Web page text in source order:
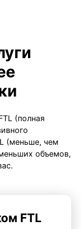
(полная
(меньше, чем
объемов,
FTL